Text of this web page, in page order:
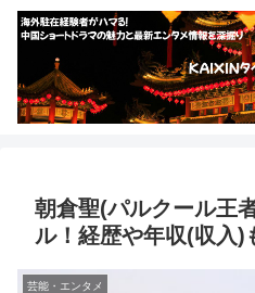
朝倉聖(パルクール王
ル！経歴や年収(収入)
芸能・エンタメ